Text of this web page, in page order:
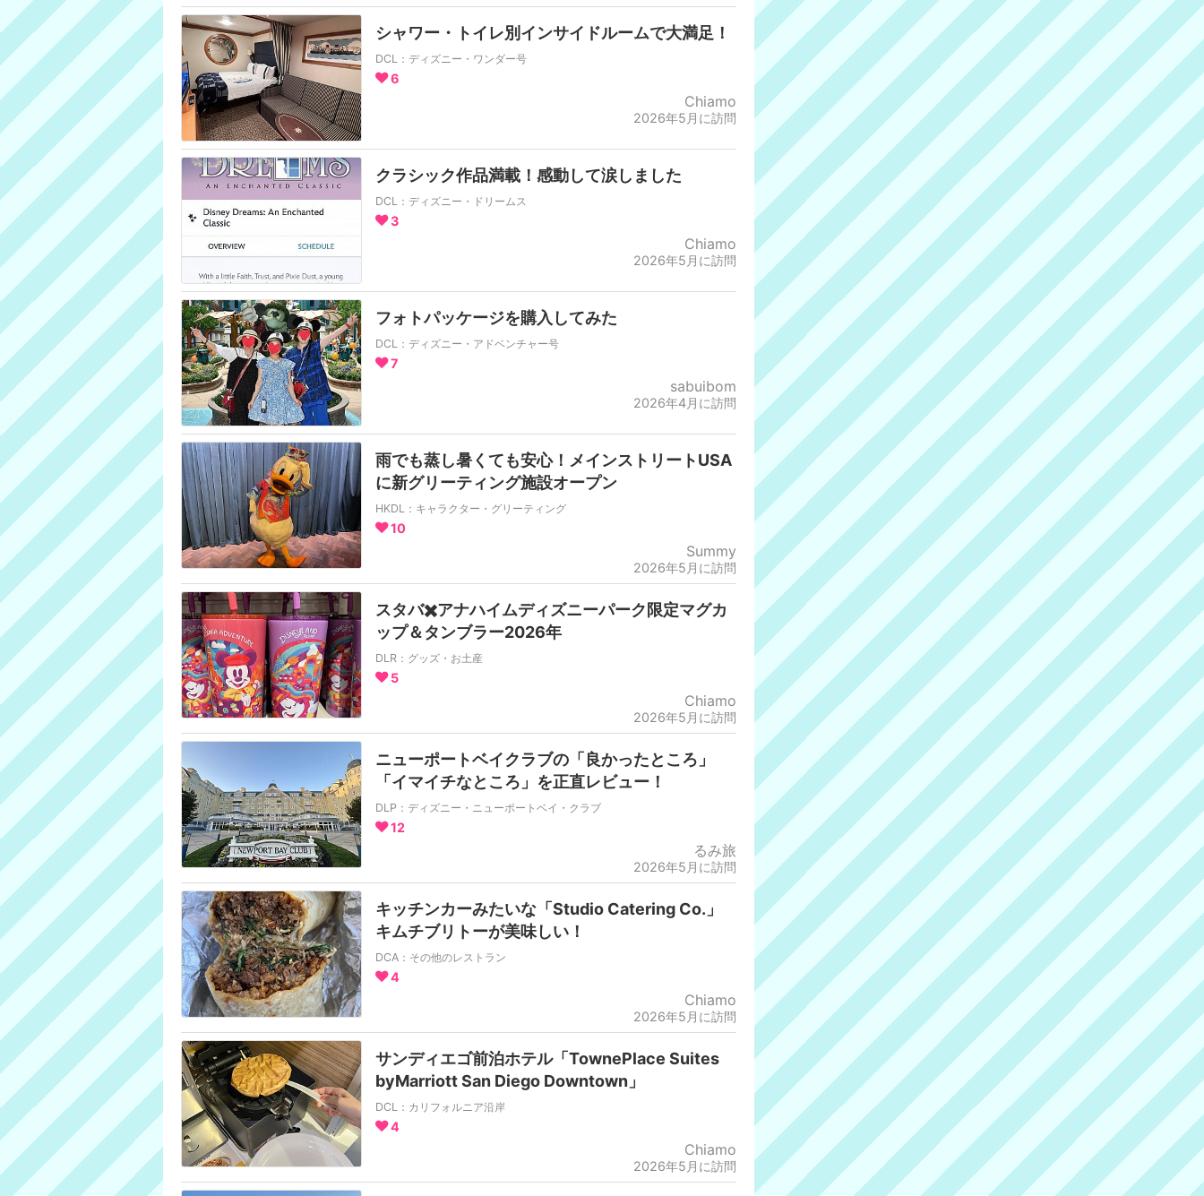
シャワー・トイレ別インサイドルームで大満足！
DCL：ディズニー・ワンダー号
6
Chiamo
2026年5月に訪問
クラシック作品満載！感動して涙しました
DCL：ディズニー・ドリームス
3
Chiamo
2026年5月に訪問
フォトパッケージを購入してみた
DCL：ディズニー・アドベンチャー号
7
sabuibom
2026年4月に訪問
雨でも蒸し暑くても安心！メインストリートUSA
に新グリーティング施設オープン
HKDL：キャラクター・グリーティング
10
Summy
2026年5月に訪問
スタバ✖️アナハイムディズニーパーク限定マグカ
ップ＆タンブラー2026年
DLR：グッズ・お土産
5
Chiamo
2026年5月に訪問
ニューポートベイクラブの「良かったところ」
「イマイチなところ」を正直レビュー！
DLP：ディズニー・ニューポートベイ・クラブ
12
るみ旅
2026年5月に訪問
キッチンカーみたいな「Studio Catering Co.」
キムチブリトーが美味しい！
DCA：その他のレストラン
4
Chiamo
2026年5月に訪問
サンディエゴ前泊ホテル「TownePlace Suites
byMarriott San Diego Downtown」
DCL：カリフォルニア沿岸
4
Chiamo
2026年5月に訪問